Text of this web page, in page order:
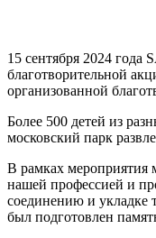
15 сентября 2024 года
благотворительной
организованной
Более 500 детей из
московский парк
В рамках мероприятия
нашей профессией и
соединению и укладке
был подготовлен